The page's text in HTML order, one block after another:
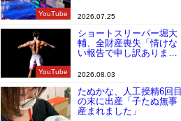
YouTube 2026.07.25
YouTube
ショートスリーパー堀大
輔、全財産喪失「情けな
い報告で申し訳ありませ
2026.08.03
たぬかな、人工授精6回目
の末に出産「子たぬ無事
産まれました」